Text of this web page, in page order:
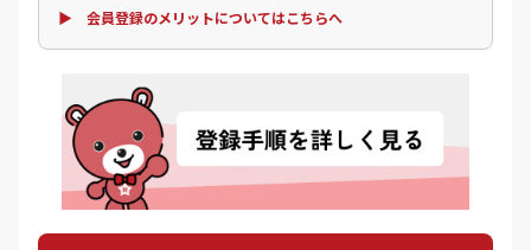
▶ 会員登録のメリットについてはこちらへ